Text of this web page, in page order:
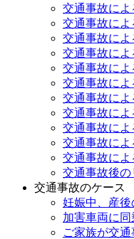
交通事故に
交通事故に
交通事故によ
交通事故に
交通事故に
交通事故によ
交通事故によ
交通事故によ
交通事故によ
交通事故に
交通事故に
交通事故後の
交通事故のケース
妊娠中、産後
加害車両に
ご家族が交